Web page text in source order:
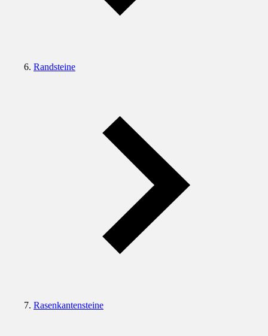
Randsteine
Rasenkantensteine